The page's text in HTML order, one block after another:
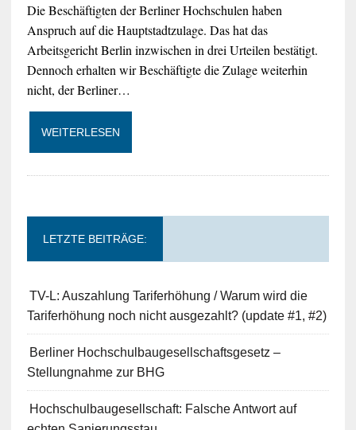
Die Beschäftigten der Berliner Hochschulen haben
Anspruch auf die Hauptstadtzulage. Das hat das
Arbeitsgericht Berlin inzwischen in drei Urteilen bestätigt.
Dennoch erhalten wir Beschäftigte die Zulage weiterhin
nicht, der Berliner…
WEITERLESEN
LETZTE BEITRÄGE:
TV-L: Auszahlung Tariferhöhung / Warum wird die
Tariferhöhung noch nicht ausgezahlt? (update #1, #2)
Berliner Hochschulbaugesellschaftsgesetz –
Stellungnahme zur BHG
Hochschulbaugesellschaft: Falsche Antwort auf